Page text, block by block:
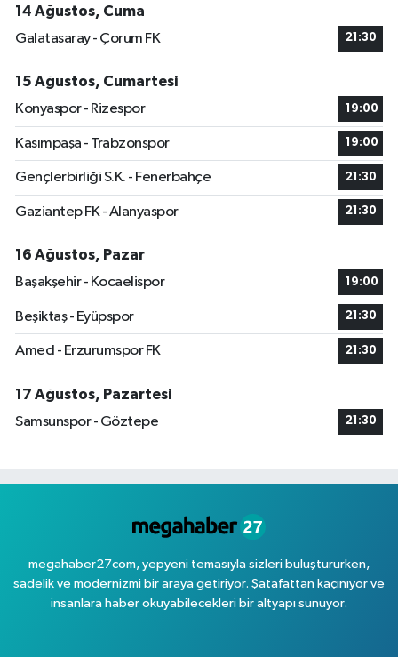
14 Ağustos, Cuma
Galatasaray - Çorum FK
21:30
15 Ağustos, Cumartesi
Konyaspor - Rizespor
19:00
Kasımpaşa - Trabzonspor 19:00
Gençlerbirliği S.K. - Fenerbahçe 21:30
Gaziantep FK - Alanyaspor 21:30
16 Ağustos, Pazar
Başakşehir - Kocaelispor
19:00
Beşiktaş - Eyüpspor 21:30
Amed - Erzurumspor FK 21:30
17 Ağustos, Pazartesi
Samsunspor - Göztepe
21:30
megahaber27com, yepyeni temasıyla sizleri buluştururken,
sadelik ve modernizmi bir araya getiriyor. Şatafattan kaçınıyor ve
insanlara haber okuyabilecekleri bir altyapı sunuyor.